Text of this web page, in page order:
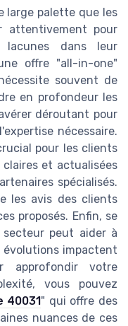
large palette que les
attentivement pour
dans leur
offre "all-in-one"
souvent de
en profondeur les
déroutant pour
nécessaire.
pour les clients
et actualisées
spécialisés.
les avis des clients
proposés. Enfin, se
peut aider à
évolutions impactent
approfondir votre
vous pouvez
40031" qui offre des
nuances de ces